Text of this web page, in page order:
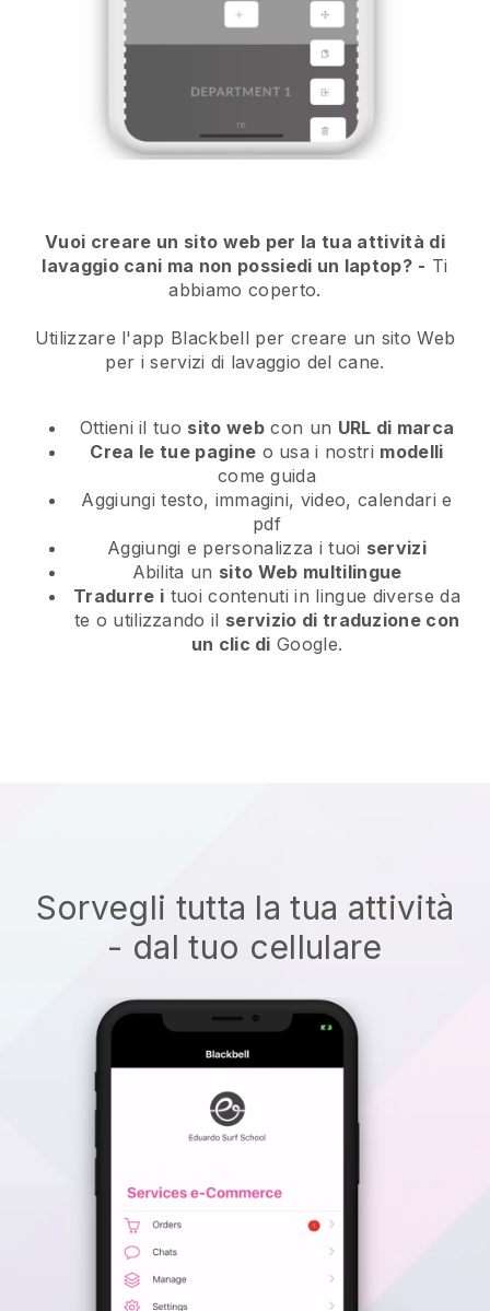
Vuoi creare un sito web per la tua attività di
lavaggio cani ma non possiedi un laptop? - Ti
abbiamo coperto.
Utilizzare l'app Blackbell per creare un sito Web
per i servizi di lavaggio del cane.
Ottieni il tuo sito webcon un URL di marca
Crea le tue pagine o usa i nostri modelli
come guida
Aggiungi testo, immagini, video, calendari e
pdf
Aggiungi e personalizza i tuoi servizi
Abilita un sito Web multilingue
Tradurre i tuoi contenuti in lingue diverse da
te o utilizzando il servizio di traduzione con
un clic di Google.
Sorvegli tutta la tua attività
- dal tuo cellulare